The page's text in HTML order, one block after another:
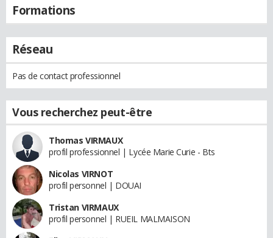
Formations
Réseau
Pas de contact professionnel
Vous recherchez peut-être
Thomas VIRMAUX
profil professionnel | Lycée Marie Curie - Bts
Nicolas VIRNOT
profil personnel | DOUAI
Tristan VIRMAUX
profil personnel | RUEIL MALMAISON